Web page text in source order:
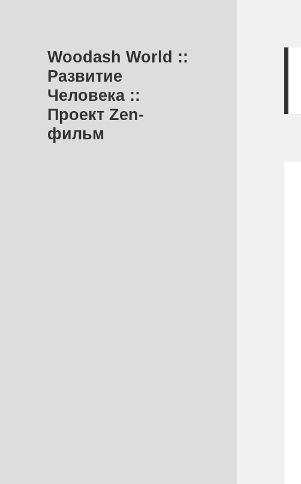
Woodash World ::
Развитие
Человека ::
Проект Zen-
фильм